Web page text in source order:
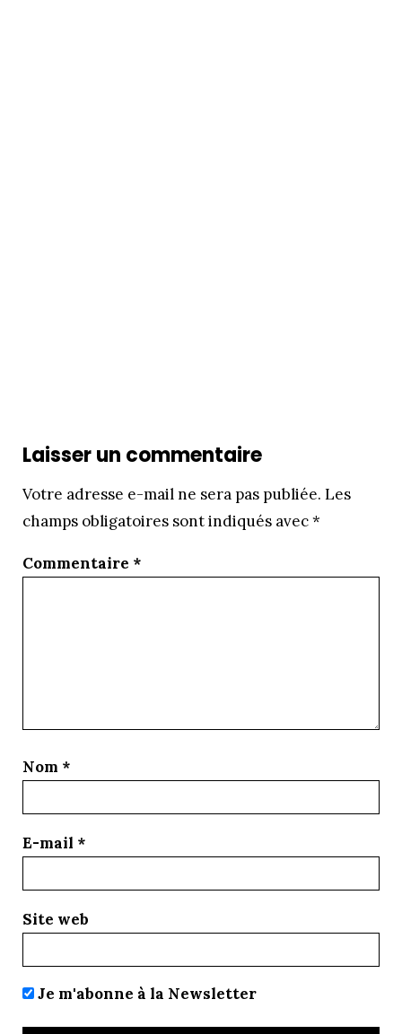
Laisser un commentaire
Votre adresse e-mail ne sera pas publiée. Les
champs obligatoires sont indiqués avec*
Commentaire *
Nom *
E-mail *
Site web
Je m'abonne à la Newsletter